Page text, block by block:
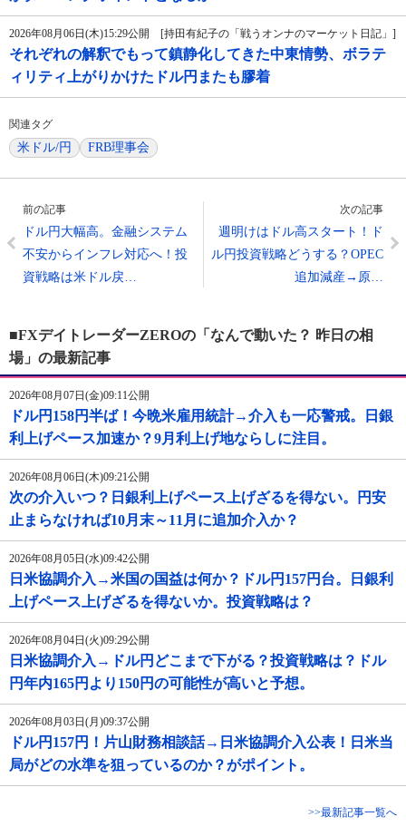
2026年08月06日(木)15:29公開 [持田有紀子の「戦うオンナのマーケット日記」]
それぞれの解釈でもって鎮静化してきた中東情勢、ボラテ
ィリティ上がりかけたドル円またも膠着
関連タグ
米ドル/円 FRB理事会
前の記事
ドル円大幅高。金融システム
不安からインフレ対応へ！投
資戦略は米ドル戻…
次の記事
週明けはドル高スタート！ド
ル円投資戦略どうする？OPEC
追加減産→原…
■FXデイトレーダーZEROの「なんで動いた？ 昨日の相
場」の最新記事
2026年08月07日(金)09:11公開
ドル円158円半ば！今晩米雇用統計→介入も一応警戒。日銀
利上げペース加速か？9月利上げ地ならしに注目。
2026年08月06日(木)09:21公開
次の介入いつ？日銀利上げペース上げざるを得ない。円安
止まらなければ10月末～11月に追加介入か？
2026年08月05日(水)09:42公開
日米協調介入→米国の国益は何か？ドル円157円台。日銀利
上げペース上げざるを得ないか。投資戦略は？
2026年08月04日(火)09:29公開
日米協調介入→ドル円どこまで下がる？投資戦略は？ドル
円年内165円より150円の可能性が高いと予想。
2026年08月03日(月)09:37公開
ドル円157円！片山財務相談話→日米協調介入公表！日米当
局がどの水準を狙っているのか？がポイント。
>>最新記事一覧へ